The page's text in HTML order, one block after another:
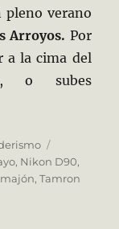
pleno verano
Arroyos. Por
a la cima del
o subes
, Nikon D90,
,Tamron